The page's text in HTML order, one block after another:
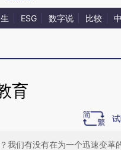
ESG 数字说 比较
育
我们有没有在为一个迅速变革